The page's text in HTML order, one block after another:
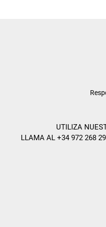
UTILIZA
LLAMA AL +34 972 268